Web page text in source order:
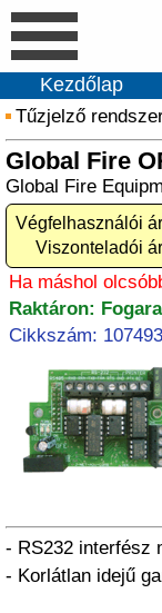
Kezdőlap
Tűzjelző
Global Fire
Global Fire
Végfelhasználói
Viszonteladói
Ha máshol
Raktáron:
Cikkszám: 107493
- RS232 interfész
- Korlátlan idejű